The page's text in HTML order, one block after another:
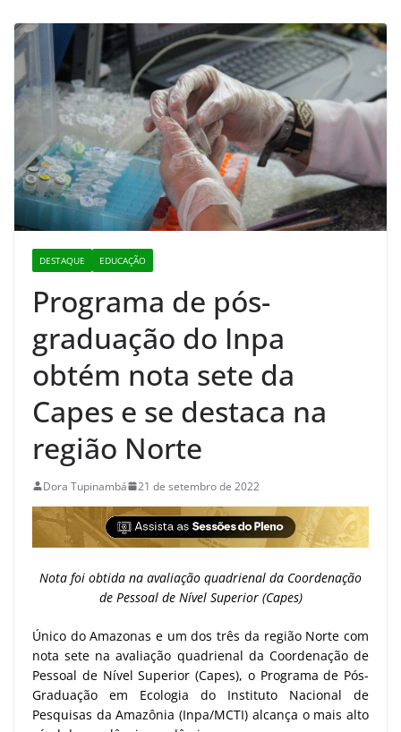
DESTAQUE EDUCAÇÃO
Programa de pós-
graduação do Inpa
obtém nota sete da
Capes e se destaca na
região Norte
Dora Tupinambá 21 de setembro de 2022
Nota foi obtida na avaliação quadrienal da Coordenação
de Pessoal de Nível Superior (Capes)
Único do Amazonas e um dos três da região Norte com
nota sete na avaliação quadrienal da Coordenação de
Pessoal de Nível Superior (Capes), o Programa de Pós-
Graduação em Ecologia do Instituto Nacional de
Pesquisas da Amazônia (Inpa/MCTI) alcança o mais alto